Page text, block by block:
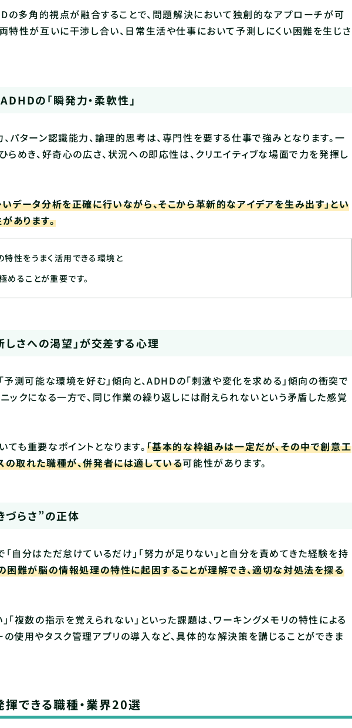
の多角的視点が融合することで、問題解決において独創的なアプローチが可
特性が互いに干渉し合い、日常生活や仕事において予測しにくい困難を生じさ
の「瞬発力・柔軟性」
パターン認識能力、論理的思考は、専門性を要する仕事で強みとなります。一
めき、好奇心の広さ、状況への即応性は、クリエイティブな場面で力を発揮し
データ分析を正確に行いながら、そこから革新的なアイデアを生み出す」とい
あります。
特性をうまく活用できる環境と
めることが重要です。
しさへの渇望」が交差する心理
測可能な環境を好む」傾向と、ADHDの「刺激や変化を求める」傾向の衝突で
ックになる一方で、同じ作業の繰り返しには耐えられないという矛盾した感覚
も重要なポイントとなります。「基本的な枠組みは一定だが、その中で創意工
の取れた職種が、併発者には適している可能性があります。
づらさ”の正体
自分はただ怠けているだけ」「努力が足りない」と自分を責めてきた経験を持
困難が脳の情報処理の特性に起因することが理解でき、適切な対処法を探る
「複数の指示を覚えられない」といった課題は、ワーキングメモリの特性による
の使用やタスク管理アプリの導入など、具体的な解決策を講じることができま
揮できる職種・業界20選